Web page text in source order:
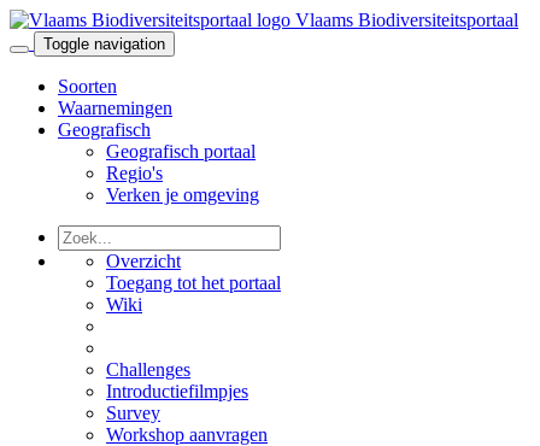
Vlaams Biodiversiteitsportaal
Toggle navigation
Soorten
Waarnemingen
Geografisch
Geografisch portaal
Regio's
Verken je omgeving
Overzicht
Toegang tot het portaal
Wiki
Challenges
Introductiefilmpjes
Survey
Workshop aanvragen